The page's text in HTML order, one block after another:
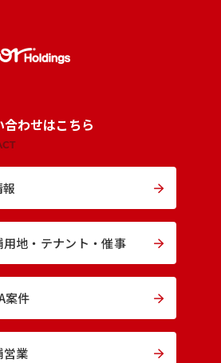
合わせはこちら
報
地・ テナント・催事
案件
営業